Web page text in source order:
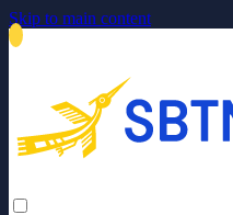
Skip to main content